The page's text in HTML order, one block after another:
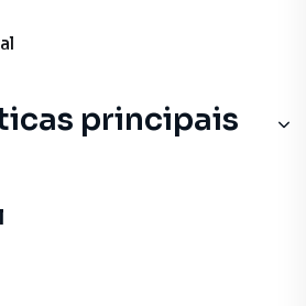
principais